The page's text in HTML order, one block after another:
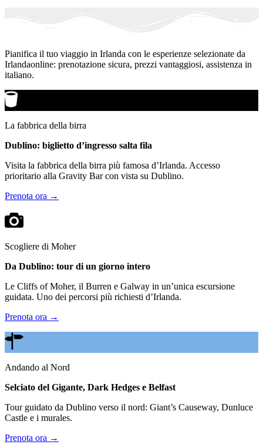
Pianifica il tuo viaggio in Irlanda con le esperienze selezionate da
Irlandaonline: prenotazione sicura, prezzi vantaggiosi, assistenza in
italiano.
La fabbrica della birra
Dublino: biglietto d’ingresso salta fila
Visita la fabbrica della birra più famosa d’Irlanda. Accesso
prioritario alla Gravity Bar con vista su Dublino.
Prenota ora →
Scogliere di Moher
Da Dublino: tour di un giorno intero
Le Cliffs of Moher, il Burren e Galway in un’unica escursione
guidata. Uno dei percorsi più richiesti d’Irlanda.
Prenota ora →
Andando al Nord
Selciato del Gigante, Dark Hedges e Belfast
Tour guidato da Dublino verso il nord: Giant’s Causeway, Dunluce
Castle e i murales.
Prenota ora →